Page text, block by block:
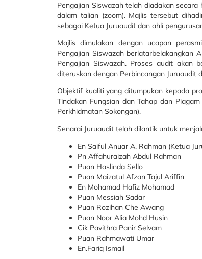
Pengajian Siswazah telah diadakan
dalam talian (zoom). Majlis tersebut
sebagai Ketua Juruaudit dan ahli
Majlis dimulakan dengan ucapan
Pengajian Siswazah berlatarbelakangkan
Pengajian Siswazah. Proses audit akan
diteruskan dengan Perbincangan Juruaudit
Objektif kualiti yang ditumpukan kepada
Tindakan Fungsian dan Tahap dan
Perkhidmatan Sokongan).
Senarai Juruaudit telah dilantik untuk
En Saiful Anuar A. Rahman (Ketua
Pn Affahuraizah Abdul Rahman
Puan Haslinda Sello
Puan Maizatul Afzan Tajul Ariffin
En Mohamad Hafiz Mohamad
Puan Messiah Sadar
Puan Rozihan Che Awang
Puan Noor Alia Mohd Husin
Cik Pavithra Panir Selvam
Puan Rahmawati Umar
En.Fariq Ismail